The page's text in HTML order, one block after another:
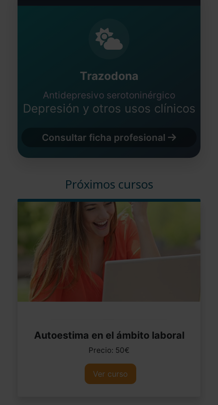
Trazodona
Antidepresivo serotoninérgico
Depresión y otros usos clínicos
Consultar ficha profesional
Próximos cursos
Autoestima en el ámbito laboral
Precio: 50€
Ver curso